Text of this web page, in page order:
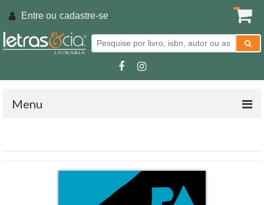
Entre ou cadastre-se.
Menu